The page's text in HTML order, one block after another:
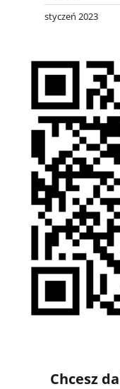
styczeń 2023
Chcesz